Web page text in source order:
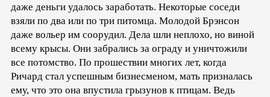
даже деньги удалось заработать. Некоторые соседи
взяли по два или по три питомца. Молодой Брэнсон
даже вольер им соорудил. Дела шли неплохо, но виной
всему крысы. Они забрались за ограду и уничтожили
все потомство. По прошествии многих лет, когда
Ричард стал успешным бизнесменом, мать призналась
ему, что это она впустила грызунов к птицам. Ведь